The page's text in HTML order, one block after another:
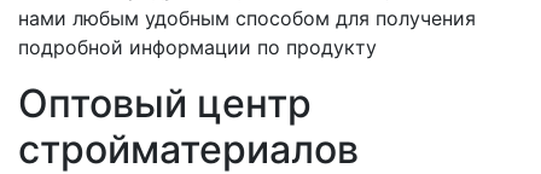
нами любым удобным способом для получения
подробной информации по продукту
Оптовый центр
стройматериалов